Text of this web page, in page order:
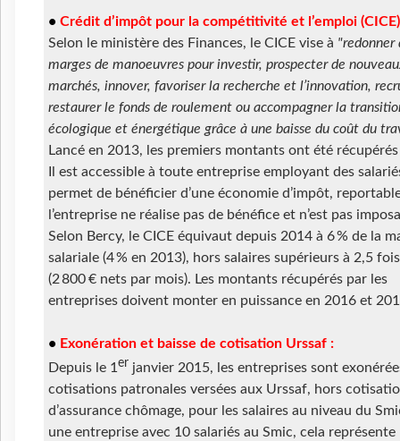
• Crédit d’impôt pour la compétitivité et l’emploi
Selon le ministère des Finances, le CICE vise à "redonner
marges de manoeuvres pour investir, prospecter de
marchés, innover, favoriser la recherche et l’innovation,
restaurer le fonds de roulement ou accompagner la
écologique et énergétique grâce à une baisse du coût du
Lancé en 2013, les premiers montants ont été
Il est accessible à toute entreprise employant des
permet de bénéficier d’une économie d’impôt,
l’entreprise ne réalise pas de bénéfice et n’est pas
Selon Bercy, le CICE équivaut depuis 2014 à 6 % de la
salariale (4 % en 2013), hors salaires supérieurs à 2,5
(2 800 € nets par mois). Les montants récupérés par les
entreprises doivent monter en puissance en 2016 et
• Exonération et baisse de cotisation Urssaf :
Depuis le 1er janvier 2015, les entreprises sont
cotisations patronales versées aux Urssaf, hors
d’assurance chômage, pour les salaires au niveau du
une entreprise avec 10 salariés au Smic, cela représente